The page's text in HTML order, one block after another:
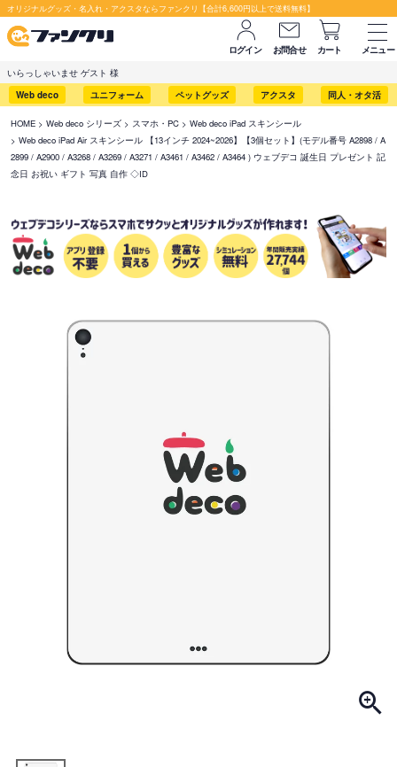
オリジナルグッズ・名入れ・アクスタならファンクリ【合計6,600円以上で送料無料】
ログイン お問合せ カート
メニュー
いらっしゃいませ ゲスト 様
Web deco
ユニフォーム ペットグッズ アクスタ 同人・オタ活
HOME Web deco シリーズ スマホ・PC
Web deco iPad スキンシール
Web deco iPad Air スキンシール 【13インチ 2024~2026】【3個セット】(モデル番号 A2898 / A
2899 / A2900 / A3268 / A3269 / A3271 / A3461 / A3462 / A3464 ) ウェブデコ 誕生日 プレゼント 記
念日 お祝い ギフト 写真 自作 ◇ID